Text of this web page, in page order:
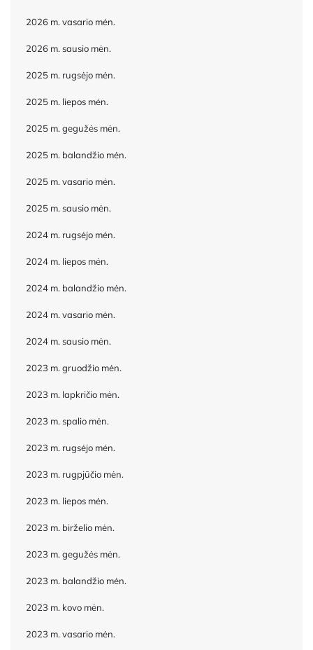
2026 m. vasario mėn.
2026 m. sausio mėn.
2025 m. rugsėjo mėn.
2025 m. liepos mėn.
2025 m. gegužės mėn.
2025 m. balandžio mėn.
2025 m. vasario mėn.
2025 m. sausio mėn.
2024 m. rugsėjo mėn.
2024 m. liepos mėn.
2024 m. balandžio mėn.
2024 m. vasario mėn.
2024 m. sausio mėn.
2023 m. gruodžio mėn.
2023 m. lapkričio mėn.
2023 m. spalio mėn.
2023 m. rugsėjo mėn.
2023 m. rugpjūčio mėn.
2023 m. liepos mėn.
2023 m. birželio mėn.
2023 m. gegužės mėn.
2023 m. balandžio mėn.
2023 m. kovo mėn.
2023 m. vasario mėn.